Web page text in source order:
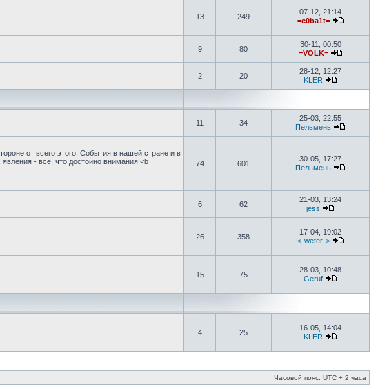
13 249
07-12, 21:14
=c0ba1t=
9 80
30-11, 00:50
=VOLK=
2 20
28-12, 12:27
KLER
11 34
25-03, 22:55
Пельмень
от всего этого. События в нашей стране и в
- все, что достойно внимания!<b
74 601
30-05, 17:27
Пельмень
6 62
21-03, 13:24
jess
26 358
17-04, 19:02
<-weter->
15 75
28-03, 10:48
Geruf
4 25
16-05, 14:04
KLER
Часовой пояс: UTC + 2 часа